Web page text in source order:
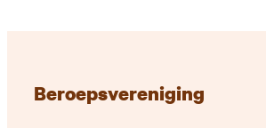
Beroepsvereniging